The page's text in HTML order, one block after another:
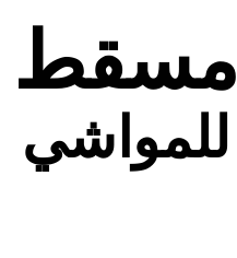
مسقط
للمواشي